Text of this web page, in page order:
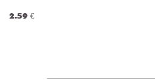
2.59 €